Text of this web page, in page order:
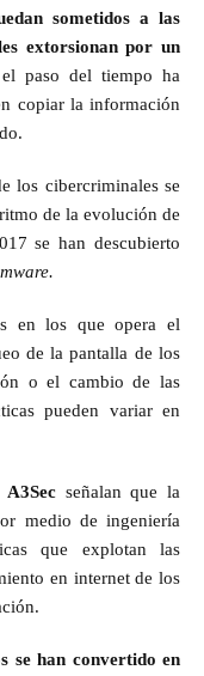
sometidos a las
extorsionan por un
paso del tiempo ha
copiar la información
los cibercriminales se
de la evolución de
se han descubierto
en los que opera el
de la pantalla de los
o el cambio de las
pueden variar en
A3Sec señalan que la
medio de ingeniería
que explotan las
en internet de los
se han convertido en